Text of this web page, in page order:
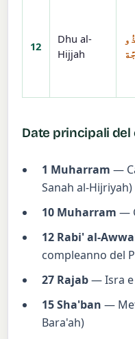
12
Dhu al-
Hijjah
ذُو
Date principali
1 Muharram —
Sanah al-Hijriyah)
10 Muharram —
12 Rabi' al-
compleanno del
27 Rajab— Isra e
15 Sha'ban —
Bara'ah)